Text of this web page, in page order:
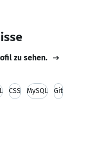
zu sehen.
CSS MySQL Git